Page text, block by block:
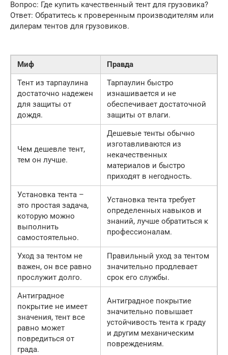
Вопрос: Где купить качественный тент для грузовика?
Ответ: Обратитесь к проверенным производителям или
дилерам тентов для грузовиков.
Миф
Правда
Тент из тарпаулина
достаточно надежен
для защиты от
дождя.
Тарпаулин быстро
изнашивается и не
обеспечивает достаточной
защиты от влаги.
Чем дешевле тент,
тем он лучше.
Дешевые тенты обычно
изготавливаются из
некачественных
материалов и быстро
приходят в негодность.
Установка тента –
это простая задача,
которую можно
выполнить
самостоятельно.
Установка тента требует
определенных навыков и
знаний, лучше обратиться к
профессионалам.
Уход за тентом не
важен, он все равно
прослужит долго.
Правильный уход за тентом
значительно продлевает
срок его службы.
Антиградное
покрытие не имеет
значения, тент все
равно может
повредиться от
града.
Антиградное покрытие
значительно повышает
устойчивость тента к граду
и другим механическим
повреждениям.